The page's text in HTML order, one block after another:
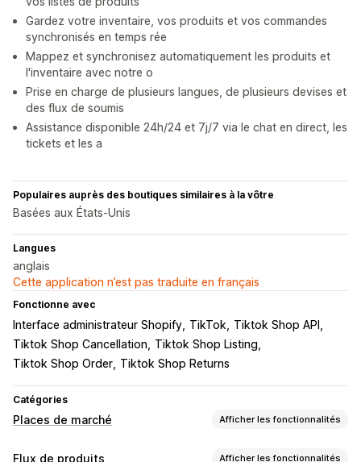
Gardez votre inventaire, vos produits et vos commandes
synchronisés en temps rée
Mappez et synchronisez automatiquement les produits et
l'inventaire avec notre o
Prise en charge de plusieurs langues, de plusieurs devises et
des flux de soumis
Assistance disponible 24h/24 et 7j/7 via le chat en direct, les
tickets et les a
Populaires auprès des boutiques similaires à la vôtre
Basées aux États-Unis
Langues
anglais
Cette application n’est pas traduite en français
Fonctionne avec
Interface administrateur Shopify TikTok Tiktok Shop API
Tiktok Shop Cancellation
Tiktok Shop Listing
Tiktok Shop Order Tiktok Shop Returns
Catégories
Places de marché Afficher les fonctionnalités
Gestion des listes
Flux de produits Afficher les fonctionnalités